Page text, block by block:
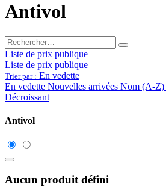
Antivol
Liste de prix publique
Liste de prix publique
Trier par : En vedette
En vedette Nouvelles arrivées Nom (A-Z)
Décroissant
Antivol
Aucun produit défini